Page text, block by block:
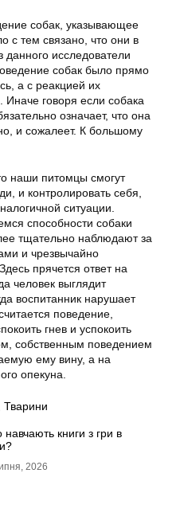
собак, указывающее
с тем связано, что они в
данного исследователи
собак было прямо
а с реакцией их
говоря если собака
означает, что она
и сожалеет. К большому
наши питомцы смогут
и контролировать себя,
ситуации.
способности собаки
тщательно наблюдают за
и чрезвычайно
прячется ответ на
человек выглядит
воспитанник нарушает
поведение,
гнев и успокоить
собственным поведением
ему вину, а на
опекуна.
Тварини
навчають книги з гри в
2026